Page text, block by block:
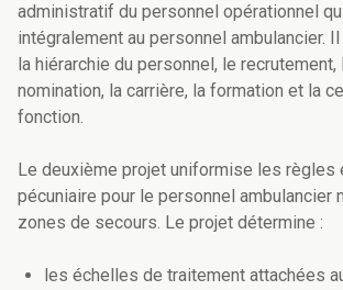
administratif du personnel opérationnel
intégralement au personnel ambulancier.
la hiérarchie du personnel, le
nomination, la carrière, la formation et la
fonction.
Le deuxième projet uniformise les règles
pécuniaire pour le personnel ambulancier
zones de secours. Le projet détermine :
les échelles de traitement attachées